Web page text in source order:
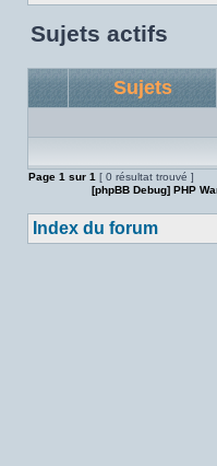
Sujets actifs
Sujets
Page 1 sur 1 [ 0 résultat trouvé ]
[phpBB Debug] PHP
Index du forum